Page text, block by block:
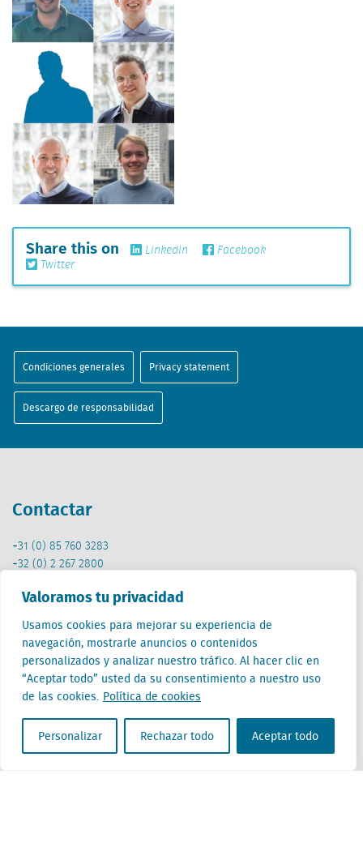
Valoramos tu privacidad
Usamos cookies para mejorar su experiencia de
navegación, mostrarle anuncios o contenidos
personalizados y analizar nuestro tráfico. Al hacer clic en
“Aceptar todo” usted da su consentimiento a nuestro uso
de las cookies. Política de cookies
Personalizar Rechazar todo Aceptar todo
Share this on Linkedin
Facebook
Twitter
Condiciones generales Privacy statement
Descargo de responsabilidad
Contactar
+31 (0) 85 760 3283
+32 (0) 2 267 2800
es@locatus.com
Oficina
Países Bajos (HQ)
Creative Valley
Stationsplein 32
3511 ED Utrecht